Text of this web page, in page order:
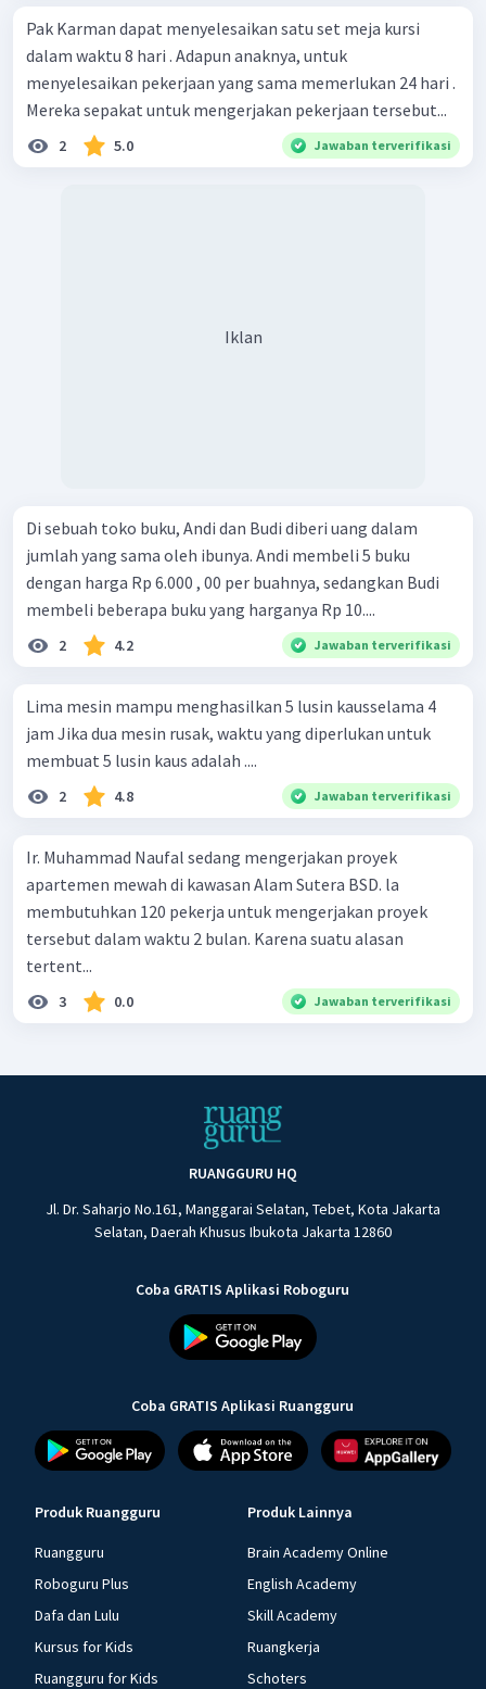
Pak Karman dapat menyelesaikan satu set meja kursi
dalam waktu 8 hari . Adapun anaknya, untuk
menyelesaikan pekerjaan yang sama memerlukan 24 hari .
Mereka sepakat untuk mengerjakan pekerjaan tersebut...
2 5.0 Jawaban terverifikasi
Iklan
Di sebuah toko buku, Andi dan Budi diberi uang dalam
jumlah yang sama oleh ibunya. Andi membeli 5 buku
dengan harga Rp 6.000 , 00 per buahnya, sedangkan Budi
membeli beberapa buku yang harganya Rp 10....
2 4.2 Jawaban terverifikasi
Lima mesin mampu menghasilkan 5 lusin kausselama 4
jam Jika dua mesin rusak, waktu yang diperlukan untuk
membuat 5 lusin kaus adalah ....
2 4.8 Jawaban terverifikasi
Ir. Muhammad Naufal sedang mengerjakan proyek
apartemen mewah di kawasan Alam Sutera BSD. la
membutuhkan 120 pekerja untuk mengerjakan proyek
tersebut dalam waktu 2 bulan. Karena suatu alasan
tertent...
3 0.0 Jawaban terverifikasi
RUANGGURU HQ
Jl. Dr. Saharjo No.161, Manggarai Selatan, Tebet, Kota Jakarta
Selatan, Daerah Khusus Ibukota Jakarta 12860
Coba GRATIS Aplikasi Roboguru
Coba GRATIS Aplikasi Ruangguru
Produk Ruangguru
Ruangguru
Roboguru Plus
Dafa dan Lulu
Kursus for Kids
Ruangguru for Kids
Produk Lainnya
Brain Academy Online
English Academy
Skill Academy
Ruangkerja
Schoters